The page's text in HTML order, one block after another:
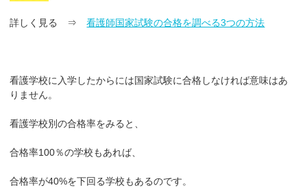
詳しく見る ⇒看護師国家試験の合格を調べる3つの方法
看護学校に入学したからには国家試験に合格しなければ意味はあ
りません。
看護学校別の合格率をみると、
合格率100％の学校もあれば、
合格率が40%を下回る学校もあるのです。